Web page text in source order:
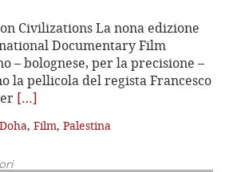
Civilizations La nona edizione
Documentary Film
– bolognese, per la precisione –
la pellicola del regista Francesco
[…]
Doha, Film, Palestina